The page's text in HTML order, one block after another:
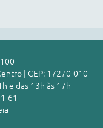
| CEP: 17270-010
e das 13h às 17h
61